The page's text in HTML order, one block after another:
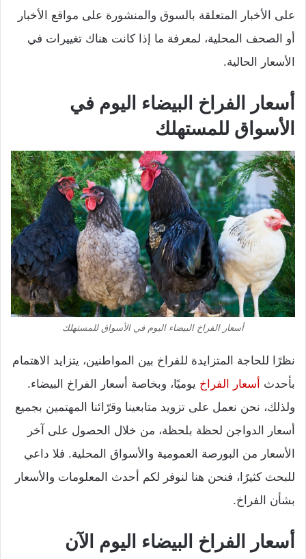
على الأخبار المتعلقة بالسوق والمنشورة على مواقع الأخبار
أو الصحف المحلية، لمعرفة ما إذا كانت هناك تغييرات في
الأسعار الحالية.
أسعار الفراخ البيضاء اليوم في
الأسواق للمستهلك
أسعار الفراخ البيضاء اليوم في الأسواق للمستهلك
نظرًا للحاجة المتزايدة للفراخ بين المواطنين، يتزايد الاهتمام
بأحدث أسعار الفراخ يوميًا، وبخاصة أسعار الفراخ البيضاء.
ولذلك، نحن نعمل على تزويد متابعينا وقرّائنا المهتمين بجميع
أسعار الدواجن لحظة بلحظة، من خلال الحصول على آخر
الأسعار من البورصة العمومية والأسواق المحلية. فلا داعي
للبحث كثيرًا، فنحن هنا لنوفر لكم أحدث المعلومات والأسعار
بشأن الفراخ.
أسعار الفراخ البيضاء اليوم الآن